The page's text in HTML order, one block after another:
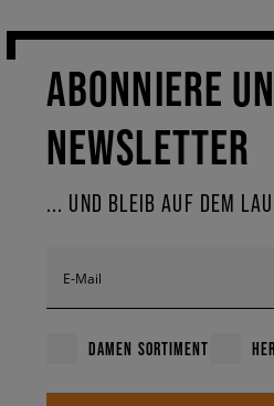
ABONNIERE
NEWSLETTER
... UND BLEIB AUF DEM
E-Mail
DAMEN SORTIMENT